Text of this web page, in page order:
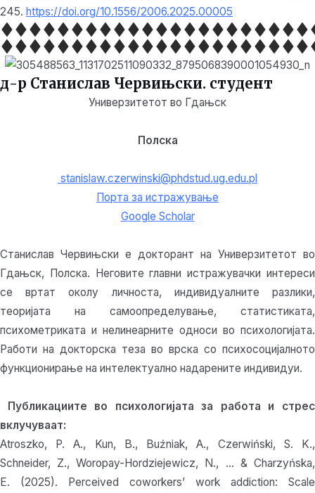
245. https://doi.org/10.1556/2006.2025.00005
д-р Станислав Червињски. студент
Универзитетот во Гдањск
Полска
stanislaw.czerwinski@phdstud.ug.edu.pl
Порта за истражување
Google Scholar
Станислав Червињски е докторант на Универзитетот во
Гдањск, Полска. Неговите главни истражувачки интереси
се вртат околу личноста, индивидуалните разлики,
теоријата на самоопределување, статистиката,
психометриката и нелинеарните односи во психологијата.
Работи на докторска теза во врска со психосоцијалното
функционирање на интелектуално надарените индивидуи.
Публикациите во психологијата за работа и стрес
вклучуваат:
Atroszko, P. A., Kun, B., Buźniak, A., Czerwiński, S. K.,
Schneider, Z., Woropay-Hordziejewicz, N., … & Charzyńska,
E. (2025). Perceived coworkers’ work addiction: Scale